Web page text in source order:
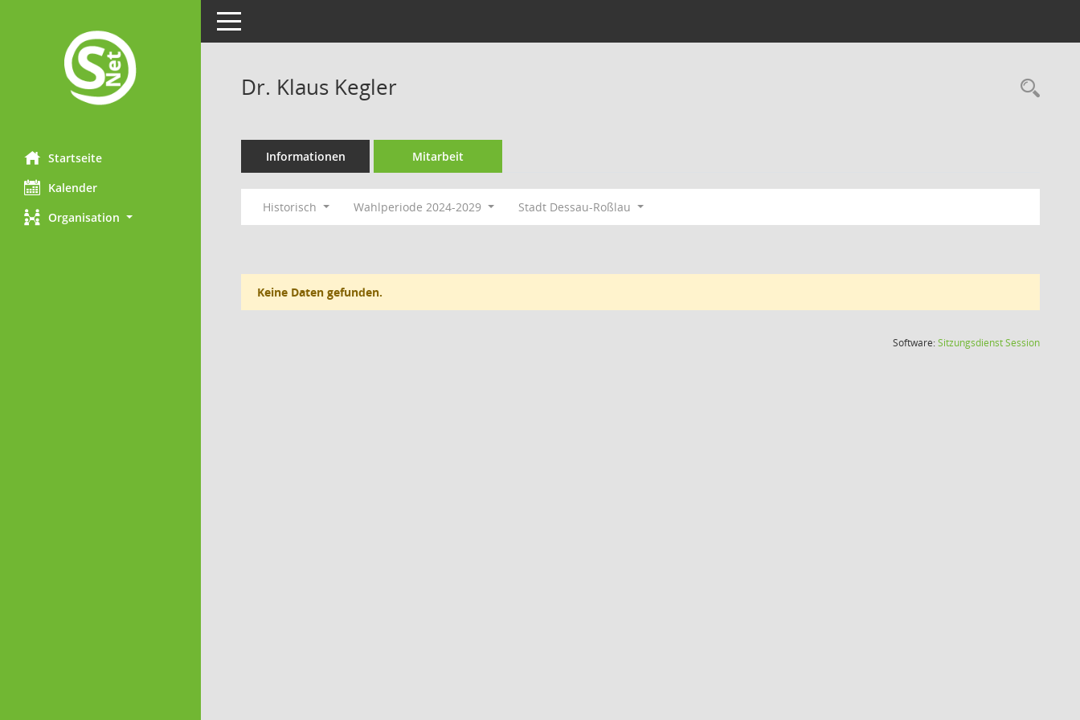
Startseite
Kalender
Organisation
Toggle navigation
Dr. Klaus Kegler
Informationen Mitarbeit
Historisch Wahlperiode 2024-2029 Stadt Dessau-Roßlau
Keine Daten gefunden.
Software:SitzungsdienstSession(Wird in